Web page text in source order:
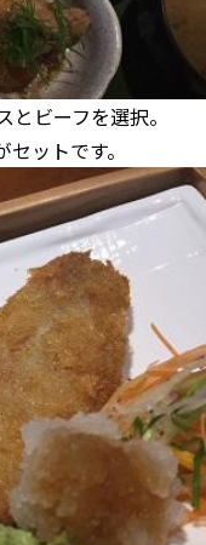
ビーフを選択。
ットです。